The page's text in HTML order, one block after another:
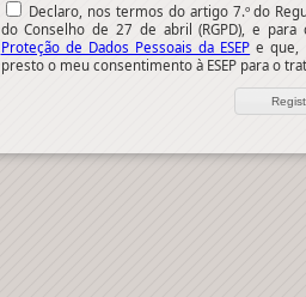
Declaro, nos termos do artigo 7.º do
do Conselho de 27 de abril (RGPD), e
Proteção de Dados Pessoais da ESEP e que,
presto o meu consentimento à ESEP para o